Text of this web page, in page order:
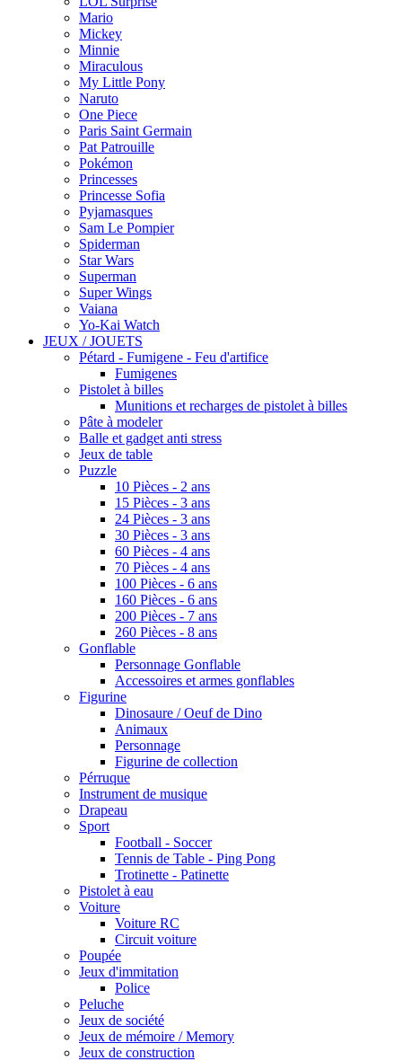
Mario
Mickey
Minnie
Miraculous
My Little Pony
Naruto
One Piece
Paris Saint Germain
Pat Patrouille
Pokémon
Princesses
Princesse Sofia
Pyjamasques
Sam Le Pompier
Spiderman
Star Wars
Superman
Super Wings
Vaiana
Yo-Kai Watch
JEUX / JOUETS
Pétard - Fumigene - Feu d'artifice
Fumigenes
Pistolet à billes
Munitions et recharges de pistolet à billes
Pâte à modeler
Balle et gadget anti stress
Jeux de table
Puzzle
10 Pièces - 2 ans
15 Pièces - 3 ans
24 Pièces - 3 ans
30 Pièces - 3 ans
60 Pièces - 4 ans
70 Pièces - 4 ans
100 Pièces - 6 ans
160 Pièces - 6 ans
200 Pièces - 7 ans
260 Pièces - 8 ans
Gonflable
Personnage Gonflable
Accessoires et armes gonflables
Figurine
Dinosaure / Oeuf de Dino
Animaux
Personnage
Figurine de collection
Pérruque
Instrument de musique
Drapeau
Sport
Football - Soccer
Tennis de Table - Ping Pong
Trotinette - Patinette
Pistolet à eau
Voiture
Voiture RC
Circuit voiture
Poupée
Jeux d'immitation
Police
Peluche
Jeux de société
Jeux de mémoire / Memory
Jeux de construction